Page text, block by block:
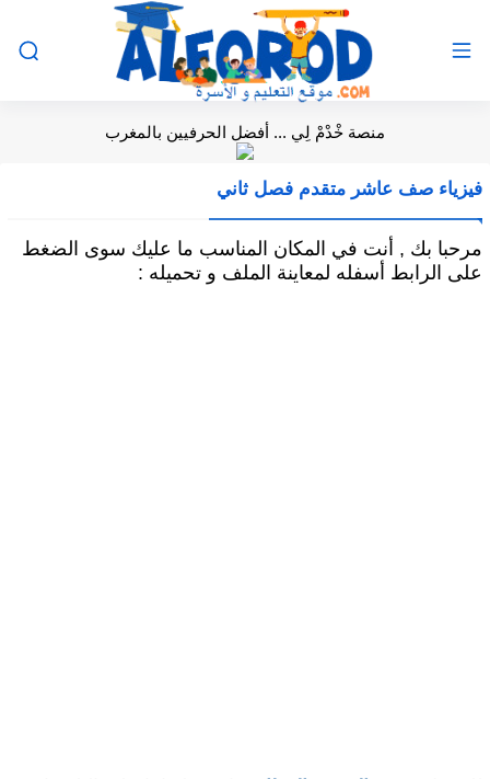
منصة خْدْمْ لِي ... أفضل الحرفيين بالمغرب
فيزياء صف عاشر متقدم فصل ثاني
مرحبا بك , أنت في المكان المناسب ما عليك سوى الضغط
على الرابط أسفله لمعاينة الملف و تحميله :